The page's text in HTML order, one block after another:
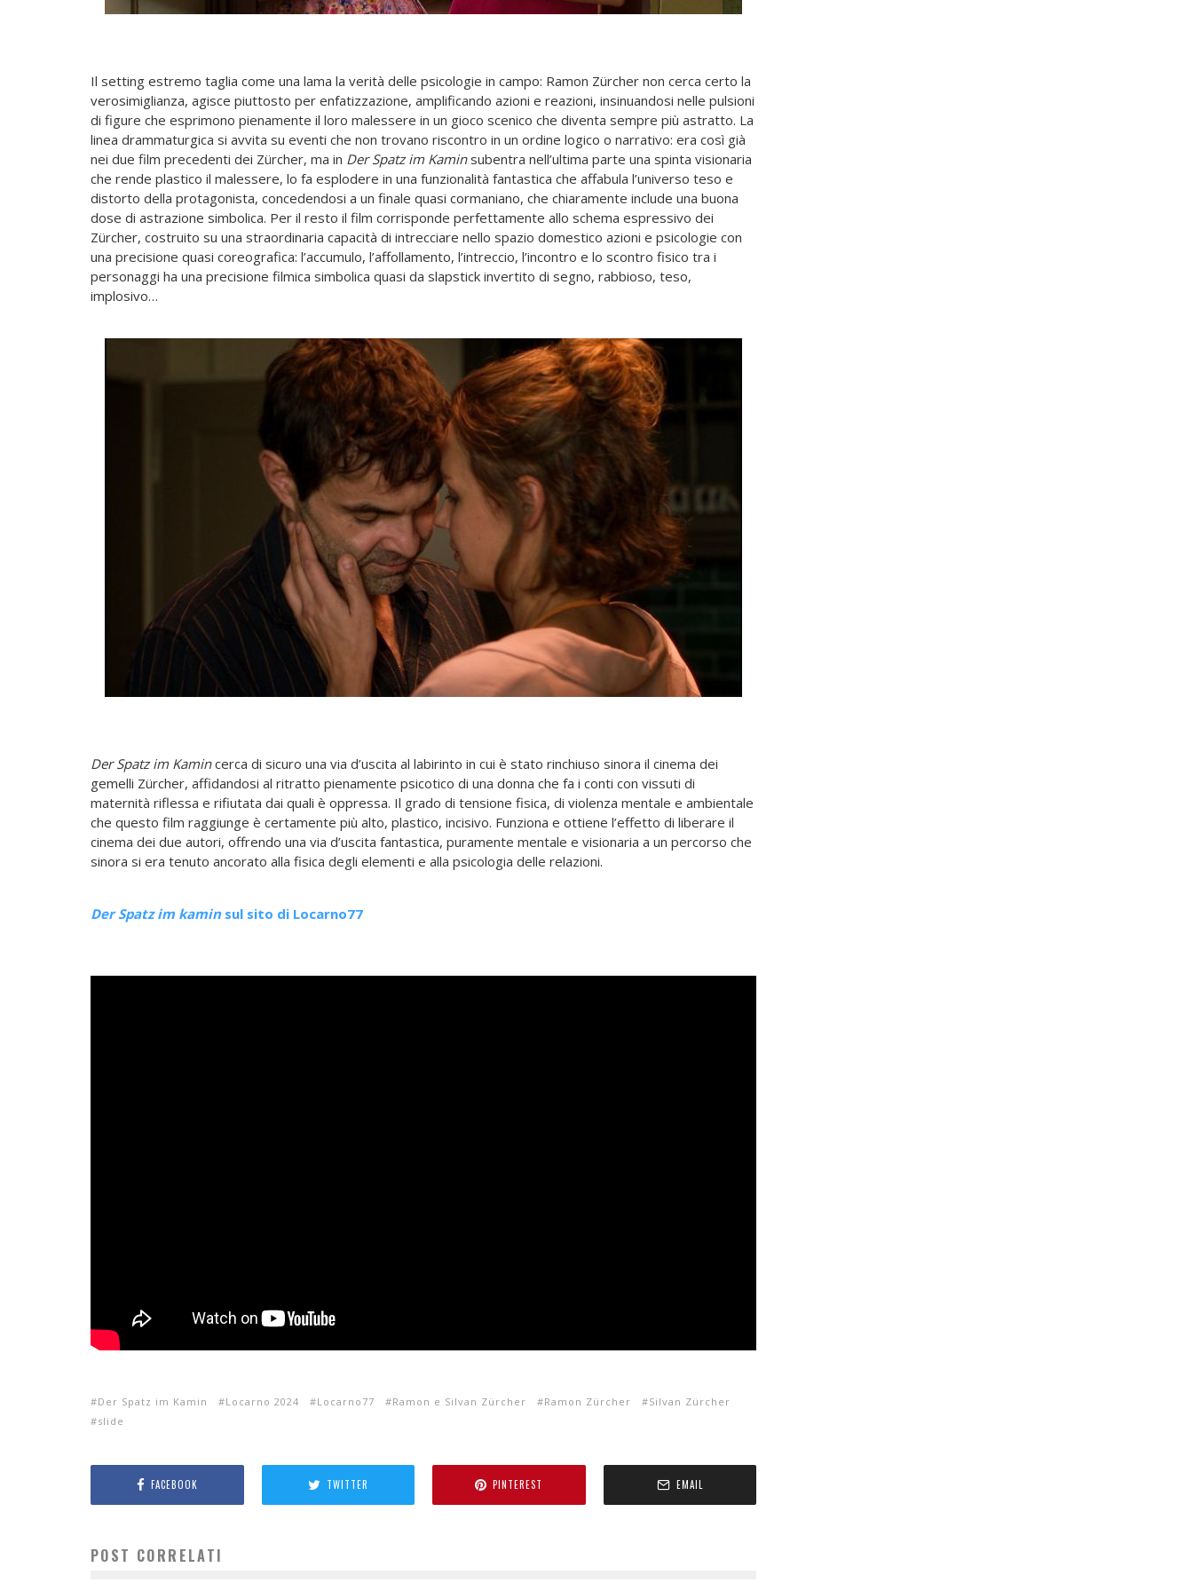
Il setting estremo taglia come una lama la verità delle psicologie in campo: Ramon Zürcher non cerca certo la
verosimiglianza, agisce piuttosto per enfatizzazione, amplificando azioni e reazioni, insinuandosi nelle pulsioni
di figure che esprimono pienamente il loro malessere in un gioco scenico che diventa sempre più astratto. La
linea drammaturgica si avvita su eventi che non trovano riscontro in un ordine logico o narrativo: era così già
nei due film precedenti dei Zürcher, ma in Der Spatz im Kaminsubentra nell’ultima parte una spinta visionaria
che rende plastico il malessere, lo fa esplodere in una funzionalità fantastica che affabula l’universo teso e
distorto della protagonista, concedendosi a un finale quasi cormaniano, che chiaramente include una buona
dose di astrazione simbolica. Per il resto il film corrisponde perfettamente allo schema espressivo dei
Zürcher, costruito su una straordinaria capacità di intrecciare nello spazio domestico azioni e psicologie con
una precisione quasi coreografica: l’accumulo, l’affollamento, l’intreccio, l’incontro e lo scontro fisico tra i
personaggi ha una precisione filmica simbolica quasi da slapstick invertito di segno, rabbioso, teso,
implosivo…
Der Spatz im Kamincerca di sicuro una via d’uscita al labirinto in cui è stato rinchiuso sinora il cinema dei
gemelli Zürcher, affidandosi al ritratto pienamente psicotico di una donna che fa i conti con vissuti di
maternità riflessa e rifiutata dai quali è oppressa. Il grado di tensione fisica, di violenza mentale e ambientale
che questo film raggiunge è certamente più alto, plastico, incisivo. Funziona e ottiene l’effetto di liberare il
cinema dei due autori, offrendo una via d’uscita fantastica, puramente mentale e visionaria a un percorso che
sinora si era tenuto ancorato alla fisica degli elementi e alla psicologia delle relazioni.
Der Spatz im kaminsul sito di Locarno77
Der Spatz im Kamin Locarno 2024 Locarno77 Ramon e Silvan Zürcher Ramon Zürcher
Silvan Zürcher
slide
FACEBOOK TWITTER PINTEREST EMAIL
POST CORRELATI